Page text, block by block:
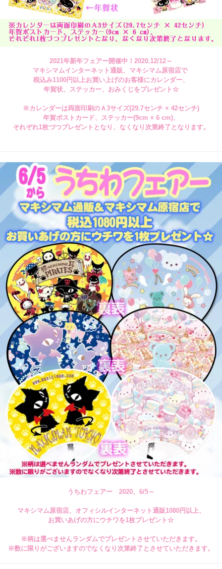
2021年新年フェアー開催中！2020.12/12～
マキシマムインターネット通販、マキシマム原宿店で
税込み1100円以上お買い上げのお客様にカレンダー、
年賀状、ステッカー、おみくじをプレゼント☆
※カレンダーは両面印刷のＡ3サイズ(29.7センチ × 42センチ)
年賀ポストカード、ステッカー(9cm × 6 cm)、
それぞれ1枚づつプレゼントとなり、なくなり次第終了となります。
うちわフェアー 2020、6/5～
マキシマム原宿店、オフィシルインターネット通販1080円以上、
お買いあげの方にウチワを1枚プレゼント☆
※柄は選べませんランダムでプレゼントさせていただきます。
※数に限りがございますのでなくなり次第終了とさせていただきます。